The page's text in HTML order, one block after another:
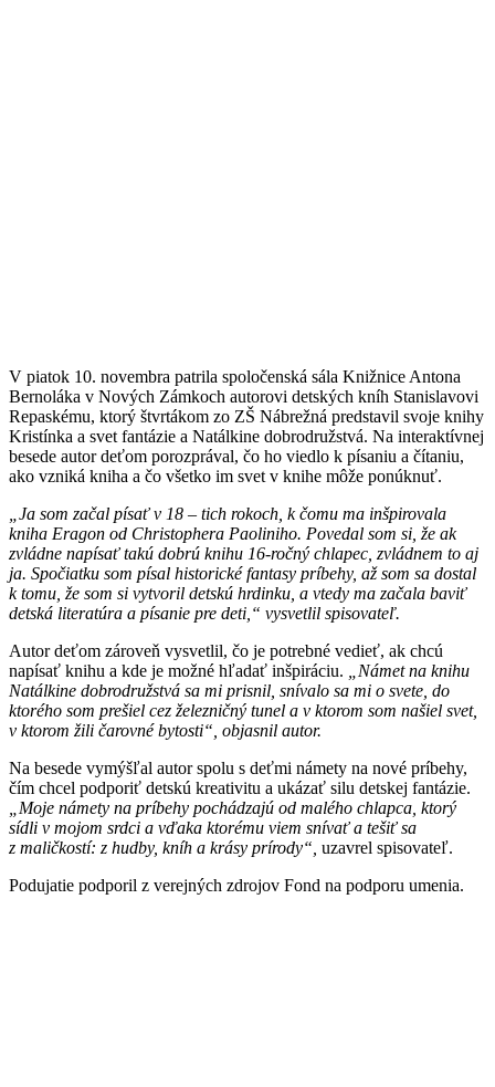
V piatok 10. novembra patrila spoločenská sála Knižnice Antona
Bernoláka v Nových Zámkoch autorovi detských kníh Stanislavovi
Repaskému, ktorý štvrtákom zo ZŠ Nábrežná predstavil svoje knihy
Kristínka a svet fantázie a Natálkine dobrodružstvá. Na interaktívnej
besede autor deťom porozprával, čo ho viedlo k písaniu a čítaniu,
ako vzniká kniha a čo všetko im svet v knihe môže ponúknuť.
„Ja som začal písať v 18 – tich rokoch, k čomu ma inšpirovala
kniha Eragon od Christophera Paoliniho. Povedal som si, že ak
zvládne napísať takú dobrú knihu 16-ročný chlapec, zvládnem to aj
ja. Spočiatku som písal historické fantasy príbehy, až som sa dostal
k tomu, že som si vytvoril detskú hrdinku, a vtedy ma začala baviť
detská literatúra a písanie pre deti,“ vysvetlil spisovateľ.
Autor deťom zároveň vysvetlil, čo je potrebné vedieť, ak chcú
napísať knihu a kde je možné hľadať inšpiráciu.
„Námet na knihu
Natálkine dobrodružstvá sa mi prisnil, snívalo sa mi o svete, do
ktorého som prešiel cez železničný tunel a v ktorom som našiel svet,
v ktorom žili čarovné bytosti“, objasnil autor.
Na besede vymýšľal autor spolu s deťmi námety na nové príbehy,
čím chcel podporiť detskú kreativitu a ukázať silu detskej fantázie.
„Moje námety na príbehy pochádzajú od malého chlapca, ktorý
sídli v mojom srdci a vďaka ktorému viem snívať a tešiť sa
z maličkostí: z hudby, kníh a krásy prírody“, uzavrel spisovateľ.
Podujatie podporil z verejných zdrojov Fond na podporu umenia.